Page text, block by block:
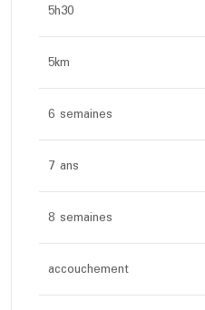
5h30
5km
6 semaines
7 ans
8 semaines
accouchement